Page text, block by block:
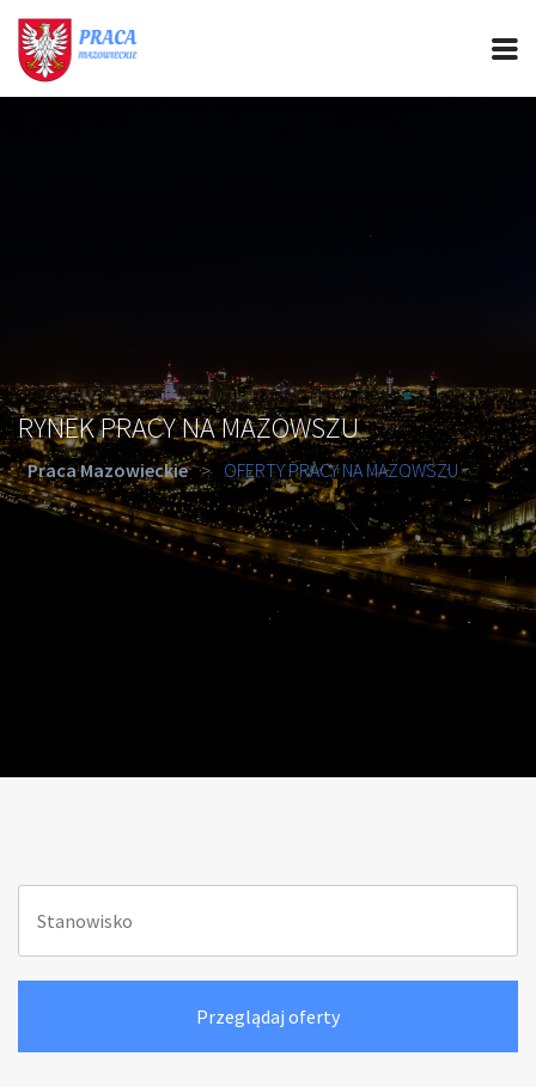
RYNEK PRACY NA MAZOWSZU
Praca Mazowieckie > OFERTY PRACY NA MAZOWSZU